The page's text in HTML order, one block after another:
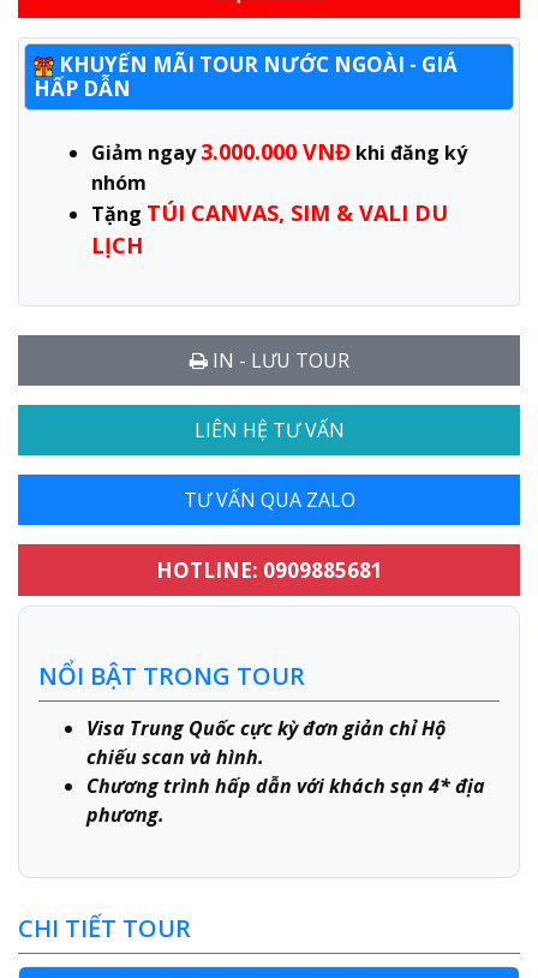
KHUYẾN MÃI TOUR NƯỚC NGOÀI - GIÁ
HẤP DẪN
Giảm ngay3.000.000 VNĐ khi đăng ký
nhóm
Tặng TÚI CANVAS, SIM & VALI DU
LỊCH
IN - LƯU TOUR
LIÊN HỆ TƯ VẤN
TƯ VẤN QUA ZALO
HOTLINE: 0909885681
NỔI BẬT TRONG TOUR
Visa Trung Quốc cực kỳ đơn giản chỉ Hộ
chiếu scan và hình.
Chương trình hấp dẫn với khách sạn 4* địa
phương.
CHI TIẾT TOUR